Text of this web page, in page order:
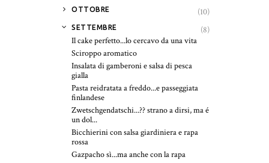
► OTTOBRE (10)
▼ SETTEMBRE
(8)
Il cake perfetto...lo cercavo da una vita
Sciroppo aromatico
Insalata di gamberoni e salsa di pesca
gialla
Pasta reidratata a freddo...e passeggiata
finlandese
Zwetschgendatschi...?? strano a dirsi, ma é
un dol...
Bicchierini con salsa giardiniera e rapa
rossa
Gazpacho sì...ma anche con la rapa